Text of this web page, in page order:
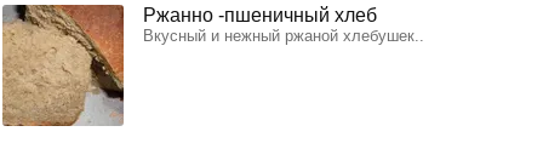
Ржанно -пшеничный хлеб
Вкусный и нежный ржаной хлебушек..